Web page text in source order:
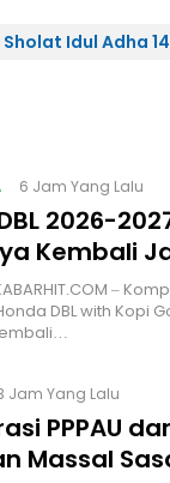
Sholat Idul Adha
6 Jam Yang Lalu
2026-
Kembali
–
DBL with Kopi
Jam Yang Lalu
PPPAU
Massal